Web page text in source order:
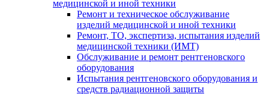
медицинской и иной техники
Ремонт и техническое обслуживание
изделий медицинской и иной техники
Ремонт, ТО, экспертиза, испытания изделий
медицинской техники (ИМТ)
Обслуживание и ремонт рентгеновского
оборудования
Испытания рентгеновского оборудования и
средств радиационной защиты